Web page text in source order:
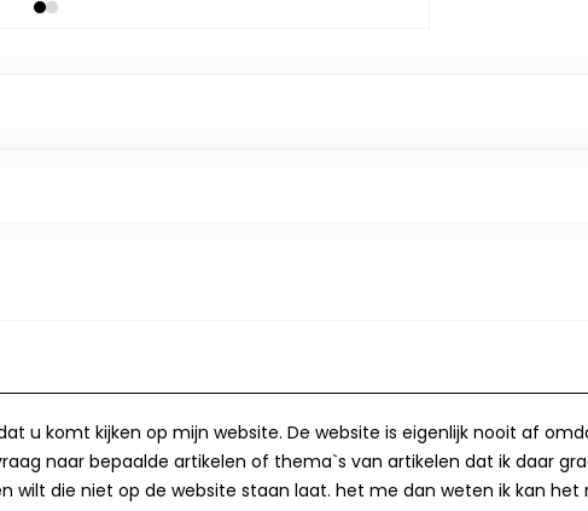
u komt kijken op mijn website. De website is eigenlijk nooit af
naar bepaalde artikelen of thema`s van artikelen dat ik daar
wilt die niet op de website staan laat. het me dan weten ik kan